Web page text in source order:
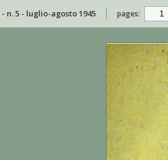
n. 5 - luglio-agosto 1945 pages: